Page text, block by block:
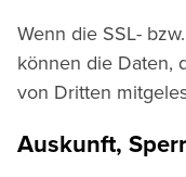
Wenn die SSL-
können die Daten,
von Dritten
Auskunft,